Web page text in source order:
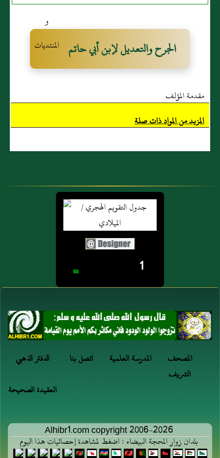
عِمران التُّجيبي
الجرح والتعديل لإبن أبي حاتم
مقدمة المؤلف
المزيد من المواد ذات صلة
1
الدفتر الذهبي اتصل بنا المدرسة العلمية
المصحف
الشريف
العقيدة الصحيحة
Alhibr1.com copyright 2006-2026
بلدان زوار المحجة البيضاء : اضغط لمشاهدة إحصائيات هذا اليوم